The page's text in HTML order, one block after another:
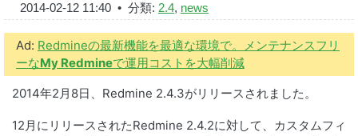
2014-02-12 11:40 • 分類: 2.4, news
Ad: Redmineの最新機能を最適な環境で。メンテナンスフリ
ーなMy Redmineで運用コストを大幅削減
2014年2月8日、Redmine 2.4.3がリリースされました。
12月にリリースされたRedmine 2.4.2に対して、カスタムフィ